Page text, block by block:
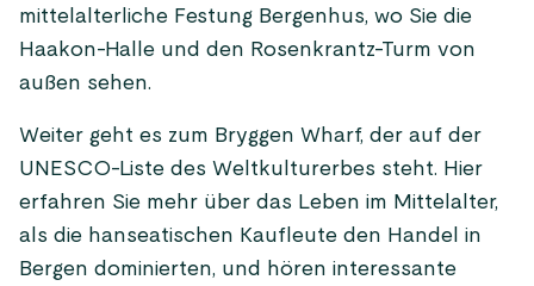
mittelalterliche Festung Bergenhus, wo Sie die
Haakon-Halle und den Rosenkrantz-Turm von
außen sehen.
Weiter geht es zum Bryggen Wharf, der auf der
UNESCO-Liste des Weltkulturerbes steht. Hier
erfahren Sie mehr über das Leben im Mittelalter,
als die hanseatischen Kaufleute den Handel in
Bergen dominierten, und hören interessante